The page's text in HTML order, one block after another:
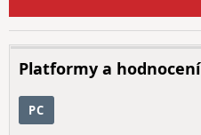
Platformy a hodnocení
PC